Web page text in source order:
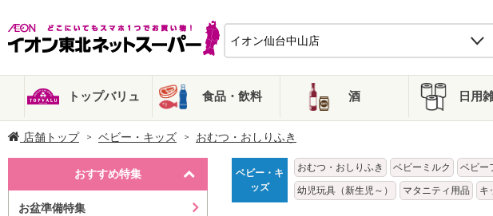
トップバリュ 食品・飲料 酒 日用
店舗トップ ベビー・キッズ おむつ・おしりふき
おすすめ特集
お盆準備特集
ベビー・キ
ッズ
おむつ・おしりふき ベビーミルク ベビー
幼児玩具（新生児～）
マタニティ用品 キ